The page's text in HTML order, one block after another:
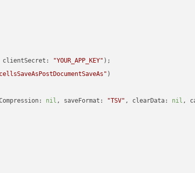
clientSecret: "YOUR_APP_KEY"
nil , saveFormat: "TSV" , clearData: nil ,